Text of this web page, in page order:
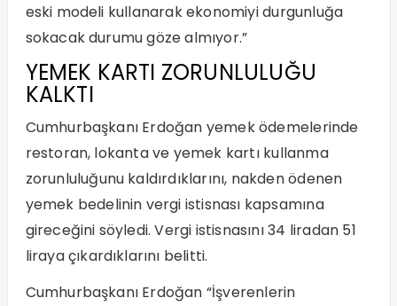
eski modeli kullanarak ekonomiyi durgunluğa
sokacak durumu göze almıyor.”
YEMEK KARTI ZORUNLULUĞU
KALKTI
Cumhurbaşkanı Erdoğan yemek ödemelerinde
restoran, lokanta ve yemek kartı kullanma
zorunluluğunu kaldırdıklarını, nakden ödenen
yemek bedelinin vergi istisnası kapsamına
gireceğini söyledi. Vergi istisnasını 34 liradan 51
liraya çıkardıklarını belitti.
Cumhurbaşkanı Erdoğan “İşverenlerin